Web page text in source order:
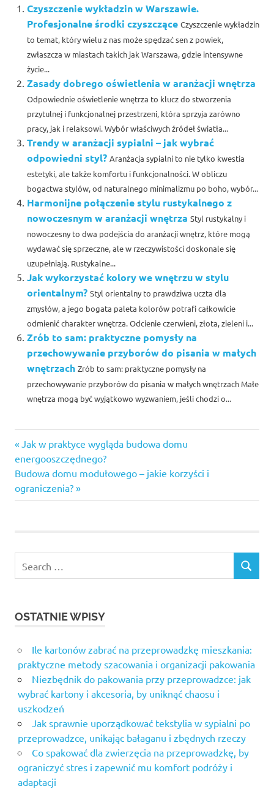
Czyszczenie wykładzin w Warszawie.
Profesjonalne środki czyszczące Czyszczenie wykładzin
to temat, który wielu z nas może spędzać sen z powiek,
zwłaszcza w miastach takich jak Warszawa, gdzie intensywne
życie...
Zasady dobrego oświetlenia w aranżacji wnętrza
Odpowiednie oświetlenie wnętrza to klucz do stworzenia
przytulnej i funkcjonalnej przestrzeni, która sprzyja zarówno
pracy, jak i relaksowi. Wybór właściwych źródeł światła...
Trendy w aranżacji sypialni – jak wybrać
odpowiedni styl? Aranżacja sypialni to nie tylko kwestia
estetyki, ale także komfortu i funkcjonalności. W obliczu
bogactwa stylów, od naturalnego minimalizmu po boho, wybór...
Harmonijne połączenie stylu rustykalnego z
nowoczesnym w aranżacji wnętrza Styl rustykalny i
nowoczesny to dwa podejścia do aranżacji wnętrz, które mogą
wydawać się sprzeczne, ale w rzeczywistości doskonale się
uzupełniają. Rustykalne...
Jak wykorzystać kolory we wnętrzu w stylu
orientalnym? Styl orientalny to prawdziwa uczta dla
zmysłów, a jego bogata paleta kolorów potrafi całkowicie
odmienić charakter wnętrza. Odcienie czerwieni, złota, zieleni i...
Zrób to sam: praktyczne pomysły na
przechowywanie przyborów do pisania w małych
wnętrzach Zrób to sam: praktyczne pomysły na
przechowywanie przyborów do pisania w małych wnętrzach Małe
wnętrza mogą być wyjątkowo wyzwaniem, jeśli chodzi o...
Nawigacja
wpisu
Previous
Post:
Jak w praktyce wygląda budowa domu
energooszczędnego?
Next
Post:
Budowa domu modułowego – jakie korzyści i
ograniczenia?
for:
SEARCH
OSTATNIE WPISY
Ile kartonów zabrać na przeprowadzkę mieszkania:
praktyczne metody szacowania i organizacji pakowania
Niezbędnik do pakowania przy przeprowadzce: jak
wybrać kartony i akcesoria, by uniknąć chaosu i
uszkodzeń
Jak sprawnie uporządkować tekstylia w sypialni po
przeprowadzce, unikając bałaganu i zbędnych rzeczy
Co spakować dla zwierzęcia na przeprowadzkę, by
ograniczyć stres i zapewnić mu komfort podróży i
adaptacji